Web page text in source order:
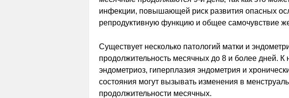
инфекции, повышающей риск развития опасных
репродуктивную функцию и общее самочувствие
Существует несколько патологий матки и
продолжительность месячных до 8 и более дней.
эндометриоз, гиперплазия эндометрия и
состояния могут вызывать изменения в
продолжительности месячных.